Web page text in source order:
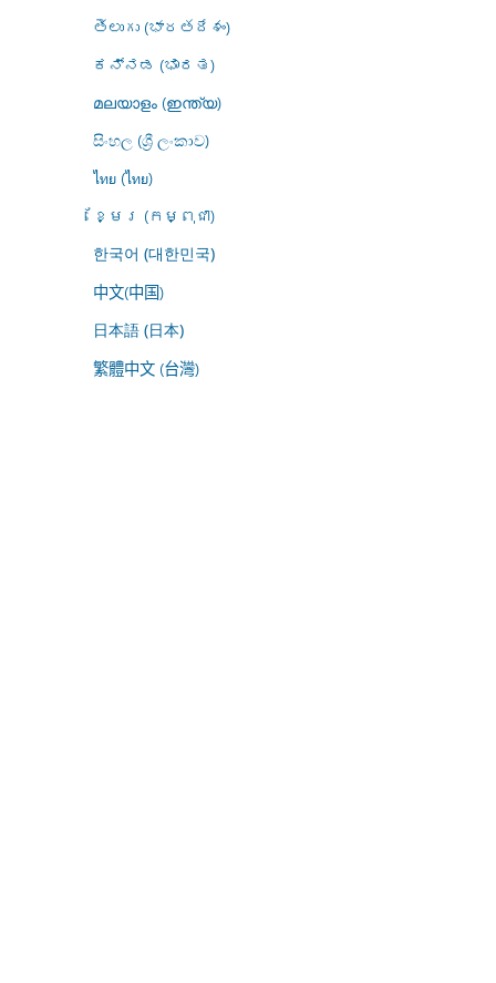
తెలుగు (భారతదేశం)
ಕನ್ನಡ (ಭಾರತ)
മലയാളം (ഇന്ത്യ)
සිංහල (ශ්‍රී ලංකාව)
ไทย (ไทย)
ខ្មែរ (កម្ពុជា)
한국어 (대한민국)
中文(中国)
日本語 (日本)
繁體中文 (台灣)